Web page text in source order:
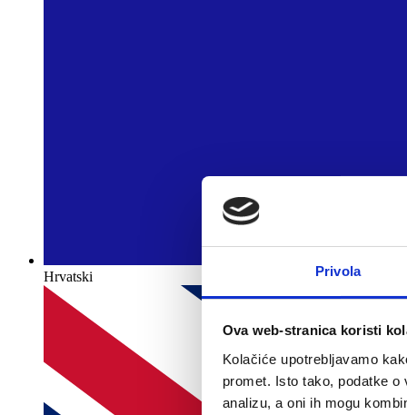
Privola
Ova web-stranica koristi
Kolačiće upotrebljavamo
promet. Isto tako, podatke
analizu, a oni ih mogu
Hrvatski